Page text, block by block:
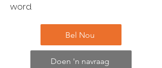
word.
Bel Nou
Doen 'n navraag